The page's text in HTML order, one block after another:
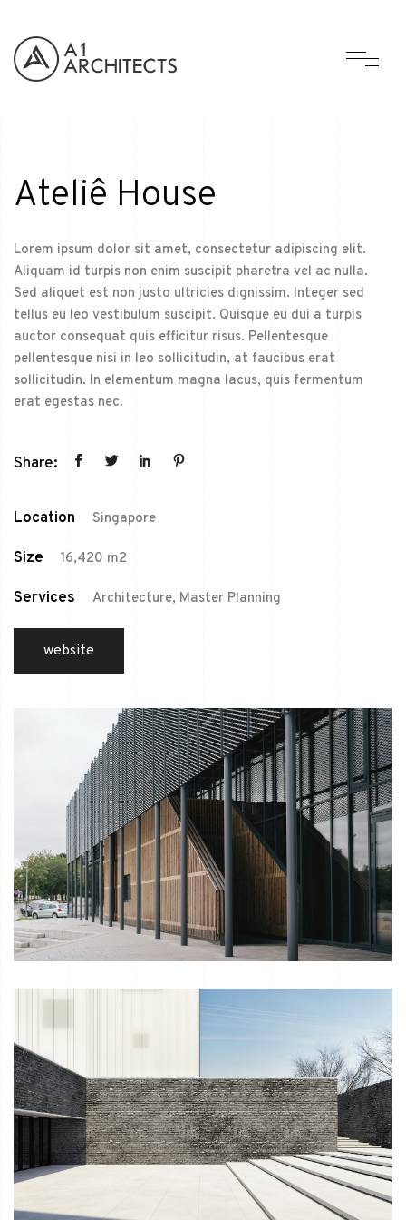
Ateliê House
Lorem ipsum dolor sit amet, consectetur adipiscing elit.
Aliquam id turpis non enim suscipit pharetra vel ac nulla.
Sed aliquet est non justo ultricies dignissim. Integer sed
tellus eu leo vestibulum suscipit. Quisque eu dui a turpis
auctor consequat quis efficitur risus. Pellentesque
pellentesque nisi in leo sollicitudin, at faucibus erat
sollicitudin. In elementum magna lacus, quis fermentum
erat egestas nec.
Share:
Location Singapore
Size 16,420 m2
Services Architecture, Master Planning
website